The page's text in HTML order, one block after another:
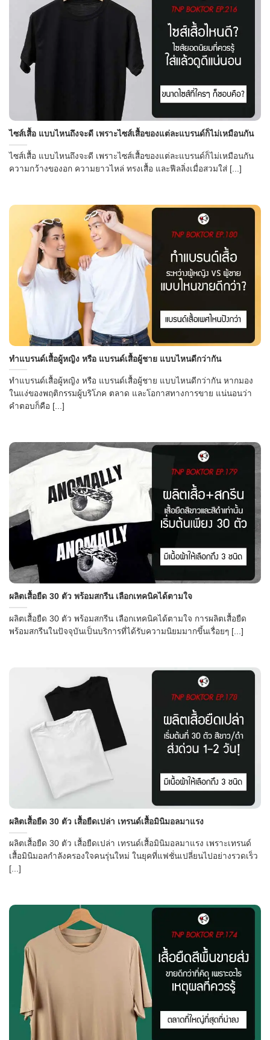
ไซส์เสื้อ แบบไหนถึงจะดี เพราะไซส์เสื้อของแต่ละแบรนด์ก็ไม่เหมือนกัน
ไซส์เสื้อ แบบไหนถึงจะดี เพราะไซส์เสื้อของแต่ละแบรนด์ก็ไม่เหมือนกัน
ความกว้างของอก ความยาวไหล่ ทรงเสื้อ และฟีลลิ่งเมื่อสวมใส่ [...]
ทำแบรนด์เสื้อผู้หญิง หรือ แบรนด์เสื้อผู้ชาย แบบไหนดีกว่ากัน
ทำแบรนด์เสื้อผู้หญิง หรือ แบรนด์เสื้อผู้ชาย แบบไหนดีกว่ากัน หากมอง
ในแง่ของพฤติกรรมผู้บริโภค ตลาด และโอกาสทางการขาย แน่นอนว่า
คำตอบก็คือ [...]
ผลิตเสื้อยืด 30 ตัว พร้อมสกรีน เลือกเทคนิคได้ตามใจ
ผลิตเสื้อยืด 30 ตัว พร้อมสกรีน เลือกเทคนิคได้ตามใจ การผลิตเสื้อยืด
พร้อมสกรีนในปัจจุบันเป็นบริการที่ได้รับความนิยมมากขึ้นเรื่อยๆ [...]
ผลิตเสื้อยืด 30 ตัว เสื้อยืดเปล่า เทรนด์เสื้อมินิมอลมาแรง
ผลิตเสื้อยืด 30 ตัว เสื้อยืดเปล่า เทรนด์เสื้อมินิมอลมาแรง เพราะเทรนด์
เสื้อมินิมอลกำลังครองใจคนรุ่นใหม่ ในยุคที่แฟชั่นเปลี่ยนไปอย่างรวดเร็ว
[...]